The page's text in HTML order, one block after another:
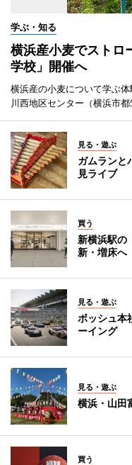
学ぶ・知る
横浜産小麦でスト
学校」開催へ
横浜産の小麦について学ぶ
川西地区センター（横浜市
見る・遊ぶ
ガムランと
見ライブ
買う
新横浜駅の
新・増床へ
見る・遊ぶ
ボッシュ本
ーイング
見る・遊ぶ
横浜・山田
買う